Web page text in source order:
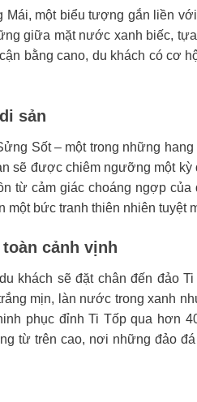
một biểu tượng gắn liền
giữa mặt nước xanh biếc,
bằng cano, du khách có cơ
sản
Sốt – một trong những
sẽ được chiêm ngưỡng một kỳ
từ cảm giác choáng ngợp của
một bức tranh thiên nhiên tuyệt
cảnh vịnh
khách sẽ đặt chân đến đảo
mịn, làn nước trong xanh
phục đỉnh Ti Tốp qua hơn
từ trên cao, nơi những đảo